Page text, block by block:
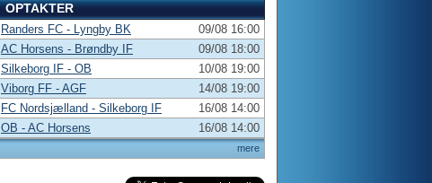
OPTAKTER
mere
Randers FC - Lyngby BK
09/08 16:00
AC Horsens - Brøndby IF
09/08 18:00
Silkeborg IF - OB
10/08 19:00
Viborg FF - AGF
14/08 19:00
FC Nordsjælland - Silkeborg IF
16/08 14:00
OB - AC Horsens
16/08 14:00